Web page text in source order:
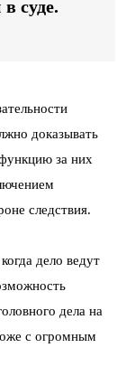
суде.
доказывать
за них
следствия.
дело ведут
дела на
с огромным